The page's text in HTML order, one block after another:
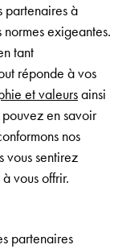
partenaires à
exigeantes.
tant
réponde à vos
et valeursainsi
pouvez en savoir
nos
vous sentirez
vous offrir.
partenaires